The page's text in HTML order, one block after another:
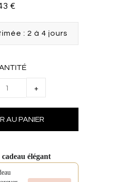
€
: 2 à 4 jours
+
élégant
Next buttons to navigate through